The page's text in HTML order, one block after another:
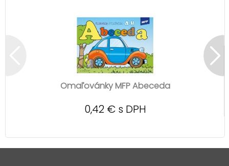
Omaľovánky MFP Abeceda
0,42 € s DPH